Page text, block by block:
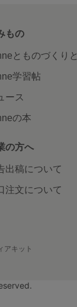
もの
とものづくりと
学習帖
ース
の本
の方へ
出稿について
注文について
アキット